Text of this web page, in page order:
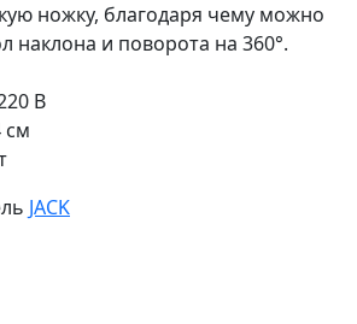
ножку, благодаря чему можно
наклона и поворота на 360°.
В
см
JACK